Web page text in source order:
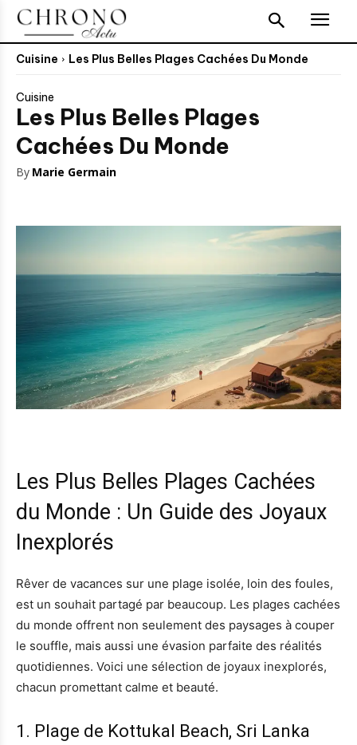
Cuisine Les Plus Belles Plages Cachées Du Monde
Cuisine
Les Plus Belles Plages
Cachées Du Monde
By Marie Germain
Les Plus Belles Plages Cachées
du Monde : Un Guide des Joyaux
Inexplorés
Rêver de vacances sur une plage isolée, loin des foules,
est un souhait partagé par beaucoup. Les plages cachées
du monde offrent non seulement des paysages à couper
le souffle, mais aussi une évasion parfaite des réalités
quotidiennes. Voici une sélection de joyaux inexplorés,
chacun promettant calme et beauté.
1. Plage de Kottukal Beach, Sri Lanka